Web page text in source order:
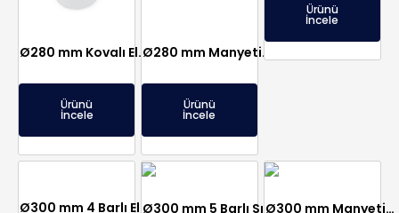
Ø280 mm Kovalı Elek Mıknatıs – Şeker, Tuz, Un Fabrikalarına
Ürünü
İncele
Ø280 mm Manyetik Izgara Seperatör, Paslanmaz
Ürünü
İncele
Ürünü
İncele
Ø300 mm 4 Barlı Elek Mıknatıs Seperatör – Neodyum Mıknatıslı Ø300 mm 5 Barlı Sızdırmaz Elek Mıknatıs N45 Çok Güçlü – Paslanmaz ve Sızdırmaz Ø300 mm Manyetik Seperasyon İçin Mıknatıs Elek